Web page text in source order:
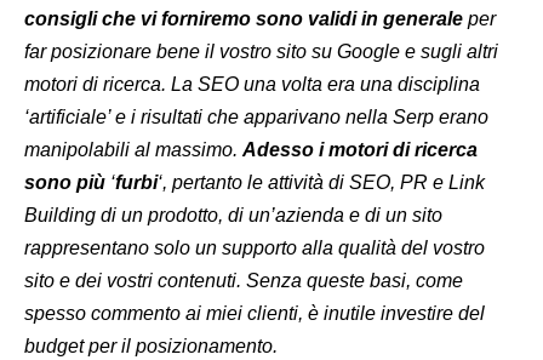
consigli che vi forniremo sono validi in generale per
far posizionare bene il vostro sito su Google e sugli altri
motori di ricerca. La SEO una volta era una disciplina
‘artificiale’ e i risultati che apparivano nella Serp erano
manipolabili al massimo. Adesso i motori di ricerca
sono più ‘furbi‘, pertanto le attività di SEO, PR e Link
Building di un prodotto, di un’azienda e di un sito
rappresentano solo un supporto alla qualità del vostro
sito e dei vostri contenuti. Senza queste basi, come
spesso commento ai miei clienti, è inutile investire del
budget per il posizionamento.